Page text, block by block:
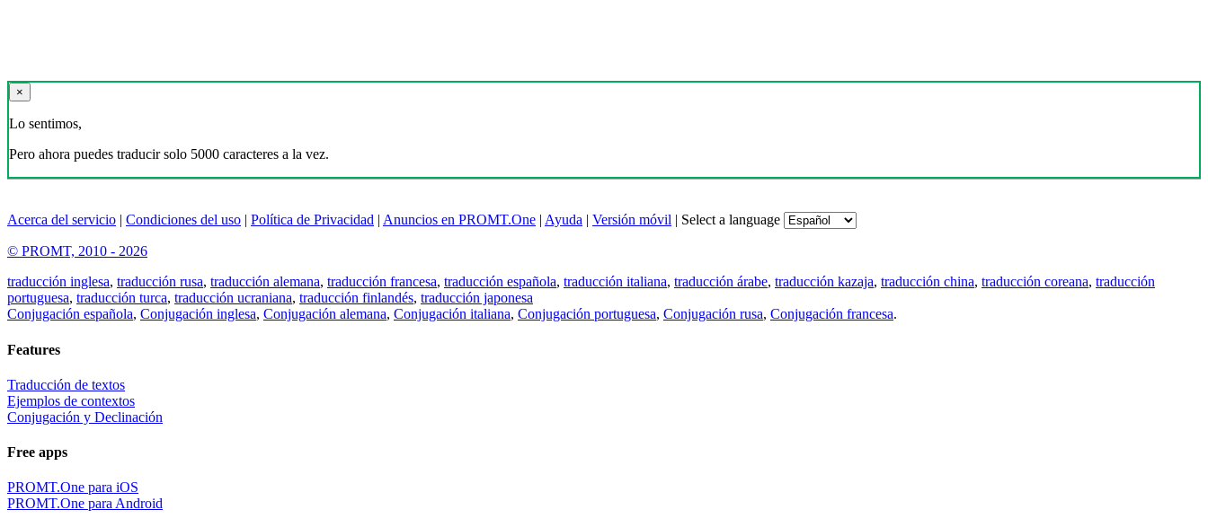
×
Lo sentimos,
Pero ahora puedes traducir solo 5000 caracteres a la vez.
Acerca del servicio | Condiciones del uso | Política de Privacidad | Anuncios en PROMT.One | Ayuda | Versión móvil | Select a language
© PROMT, 2010 - 2026
traducción inglesa, traducción rusa, traducción alemana, traducción francesa, traducción española, traducción italiana, traducción árabe, traducción kazaja, traducción china, traducción coreana, traducción
portuguesa, traducción turca, traducción ucraniana, traducción finlandés, traducción japonesa
Conjugación española, Conjugación inglesa, Conjugación alemana, Conjugación italiana, Conjugación portuguesa, Conjugación rusa, Conjugación francesa.
Features
Traducción de textos
Ejemplos de contextos
Conjugación y Declinación
Free apps
PROMT.One para iOS
PROMT.One para Android